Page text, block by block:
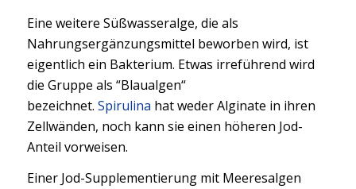
Eine weitere Süßwasseralge, die als
Nahrungsergänzungsmittel beworben wird, ist
eigentlich ein Bakterium. Etwas irreführend wird
die Gruppe als “Blaualgen“
bezeichnet. Spirulina hat weder Alginate in ihren
Zellwänden, noch kann sie einen höheren Jod-
Anteil vorweisen.
Einer Jod-Supplementierung mit Meeresalgen